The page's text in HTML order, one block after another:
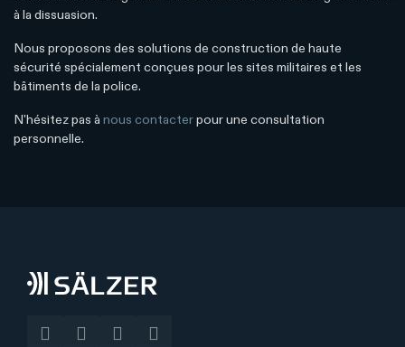
à la dissuasion.
Nous proposons des solutions de construction de haute
sécurité spécialement conçues pour les sites militaires et les
bâtiments de la police.
N'hésitez pas à nous contacter pour une consultation
personnelle.